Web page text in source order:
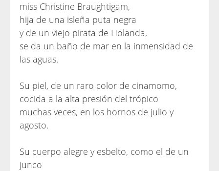
miss Christine Braughtigam,
hija de una isleña puta negra
y de un viejo pirata de Holanda,
se da un baño de mar en la inmensidad de
las aguas.
Su piel, de un raro color de cinamomo,
cocida a la alta presión del trópico
muchas veces, en los hornos de julio y
agosto.
Su cuerpo alegre y esbelto, como el de un
junco